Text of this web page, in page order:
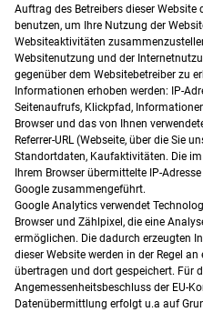
Auftrag des Betreibers dieser
benutzen, um Ihre Nutzung der
Websiteaktivitäten
Websitenutzung und der
gegenüber dem Websitebetreiber zu
Informationen erhoben werden: IP-
Seitenaufrufs, Klickpfad,
Browser und das von Ihnen
Referrer-URL (Webseite, über die Sie
Standortdaten, Kaufaktivitäten. Die
Ihrem Browser übermittelte IP-
Google zusammengeführt.
Google Analytics verwendet
Browser und Zählpixel, die eine
ermöglichen. Die dadurch erzeugten
dieser Website werden in der Regel
übertragen und dort gespeichert. Für
Angemessenheitsbeschluss der EU-
Datenübermittlung erfolgt u.a auf